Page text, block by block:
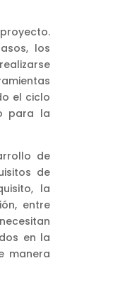
los
el ciclo
para la
de
de
la
entre
en la
manera